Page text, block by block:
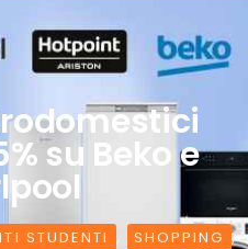
su Beko e
STUDENTI , SHOPPING ,